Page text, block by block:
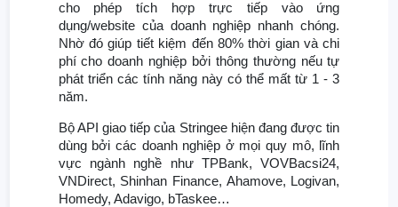
cho phép tích hợp trực tiếp vào ứng
dụng/website của doanh nghiệp nhanh chóng.
Nhờ đó giúp tiết kiệm đến 80% thời gian và chi
phí cho doanh nghiệp bởi thông thường nếu tự
phát triển các tính năng này có thể mất từ 1 - 3
năm.
Bộ API giao tiếp của Stringee hiện đang được tin
dùng bởi các doanh nghiệp ở mọi quy mô, lĩnh
vực ngành nghề như TPBank, VOVBacsi24,
VNDirect, Shinhan Finance, Ahamove, Logivan,
Homedy, Adavigo, bTaskee…